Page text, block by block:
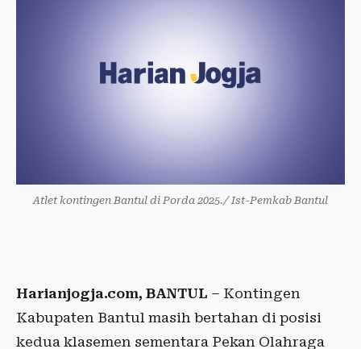
Atlet kontingen Bantul di Porda 2025./ Ist-Pemkab Bantul
Harianjogja.com, BANTUL – Kontingen
Kabupaten Bantul masih bertahan di posisi
kedua klasemen sementara Pekan Olahraga